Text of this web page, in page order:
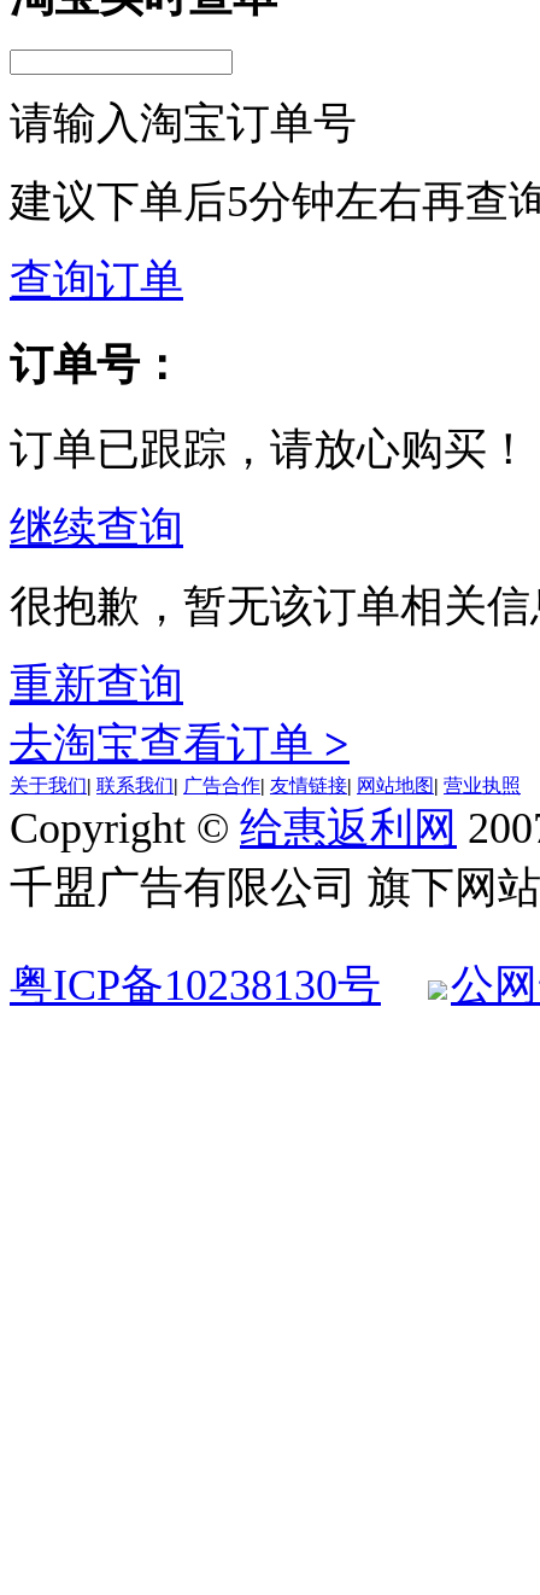
请输入淘宝订单号
建议下单后5分钟左右再查
查询订单
订单号：
订单已跟踪，请放心购买！
继续查询
很抱歉，暂无该订单相关
重新查询
去淘宝查看订单 >
关于我们| 联系我们| 广告合作| 友情链接| 网站地图| 营业执照
Copyright © 给惠返利网
千盟广告有限公司 旗下网
粤ICP备10238130号 公